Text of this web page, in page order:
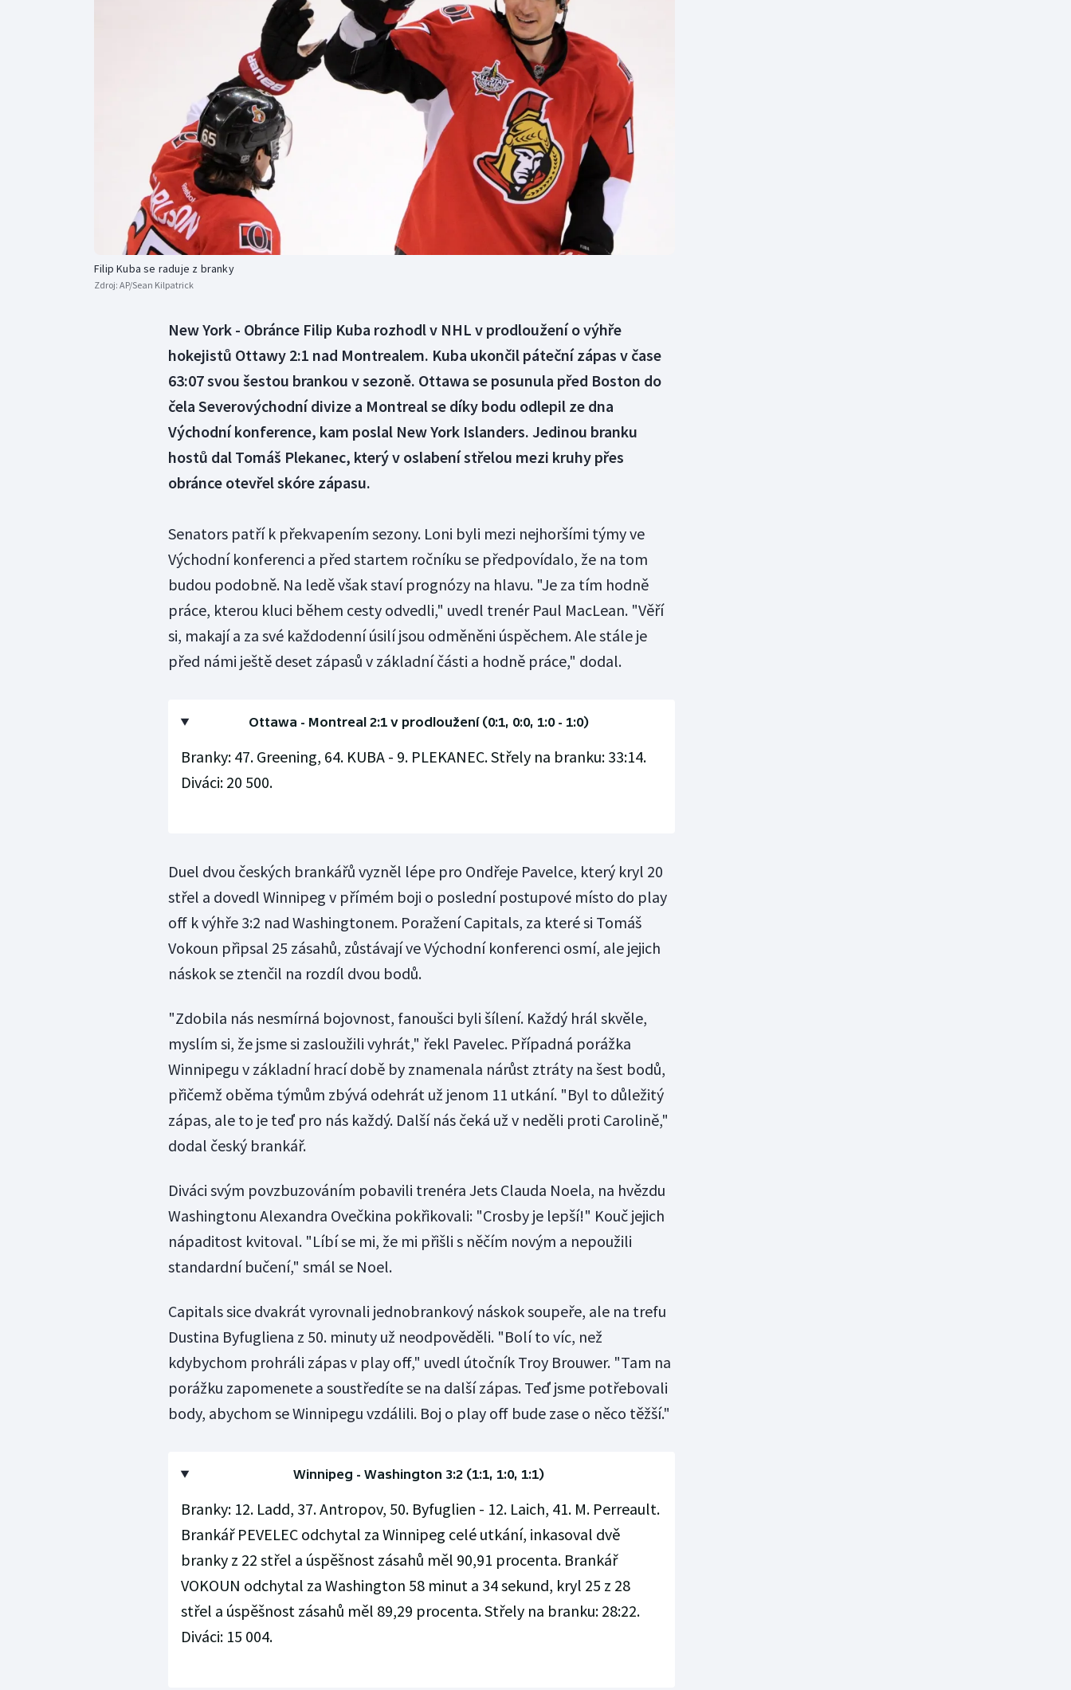
Curling
Dostihy
Florbal
Futsal
Golf
Gymnastika
Moderní pětiboj
Motorsport
Olympijské hry
Parasport
Plavání
Plážový volejbal
Veslování
Vodní slalom
Volejbal
Ostatní
Filip Kuba se raduje z branky
Zdroj: AP/Sean Kilpatrick
New York - Obránce Filip Kuba rozhodl v NHL v prodloužení o výhře
hokejistů Ottawy 2:1 nad Montrealem. Kuba ukončil páteční zápas v čase
63:07 svou šestou brankou v sezoně. Ottawa se posunula před Boston do
čela Severovýchodní divize a Montreal se díky bodu odlepil ze dna
Východní konference, kam poslal New York Islanders. Jedinou branku
hostů dal Tomáš Plekanec, který v oslabení střelou mezi kruhy přes
obránce otevřel skóre zápasu.
Senators patří k překvapením sezony. Loni byli mezi nejhoršími týmy ve
Východní konferenci a před startem ročníku se předpovídalo, že na tom
budou podobně. Na ledě však staví prognózy na hlavu. "Je za tím hodně
práce, kterou kluci během cesty odvedli," uvedl trenér Paul MacLean. "Věří
si, makají a za své každodenní úsilí jsou odměněni úspěchem. Ale stále je
před námi ještě deset zápasů v základní části a hodně práce," dodal.
Ottawa - Montreal 2:1 v prodloužení (0:1, 0:0, 1:0 - 1:0)
Branky: 47. Greening, 64. KUBA - 9. PLEKANEC. Střely na branku: 33:14.
Diváci: 20 500.
Duel dvou českých brankářů vyzněl lépe pro Ondřeje Pavelce, který kryl 20
střel a dovedl Winnipeg v přímém boji o poslední postupové místo do play
off k výhře 3:2 nad Washingtonem. Poražení Capitals, za které si Tomáš
Vokoun připsal 25 zásahů, zůstávají ve Východní konferenci osmí, ale jejich
náskok se ztenčil na rozdíl dvou bodů.
"Zdobila nás nesmírná bojovnost, fanoušci byli šílení. Každý hrál skvěle,
myslím si, že jsme si zasloužili vyhrát," řekl Pavelec. Případná porážka
Winnipegu v základní hrací době by znamenala nárůst ztráty na šest bodů,
přičemž oběma týmům zbývá odehrát už jenom 11 utkání. "Byl to důležitý
zápas, ale to je teď pro nás každý. Další nás čeká už v neděli proti Carolině,"
dodal český brankář.
Diváci svým povzbuzováním pobavili trenéra Jets Clauda Noela, na hvězdu
Washingtonu Alexandra Ovečkina pokřikovali: "Crosby je lepší!" Kouč jejich
nápaditost kvitoval. "Líbí se mi, že mi přišli s něčím novým a nepoužili
standardní bučení," smál se Noel.
Capitals sice dvakrát vyrovnali jednobrankový náskok soupeře, ale na trefu
Dustina Byfugliena z 50. minuty už neodpověděli. "Bolí to víc, než
kdybychom prohráli zápas v play off," uvedl útočník Troy Brouwer. "Tam na
porážku zapomenete a soustředíte se na další zápas. Teď jsme potřebovali
body, abychom se Winnipegu vzdálili. Boj o play off bude zase o něco těžší."
Winnipeg - Washington 3:2 (1:1, 1:0, 1:1)
Branky: 12. Ladd, 37. Antropov, 50. Byfuglien - 12. Laich, 41. M. Perreault.
Brankář PEVELEC odchytal za Winnipeg celé utkání, inkasoval dvě
branky z 22 střel a úspěšnost zásahů měl 90,91 procenta. Brankář
VOKOUN odchytal za Washington 58 minut a 34 sekund, kryl 25 z 28
střel a úspěšnost zásahů měl 89,29 procenta. Střely na branku: 28:22.
Diváci: 15 004.